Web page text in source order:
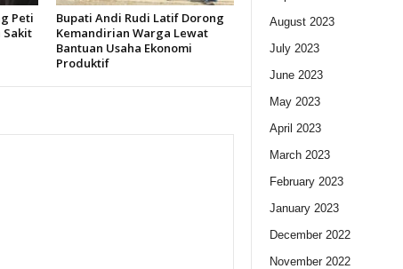
Peti
Sakit
Bupati Andi Rudi Latif Dorong
Kemandirian Warga Lewat
Bantuan Usaha Ekonomi
Produktif
August 2023
July 2023
June 2023
May 2023
April 2023
March 2023
February 2023
January 2023
December 2022
November 2022